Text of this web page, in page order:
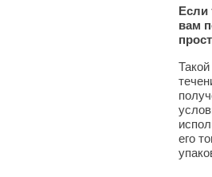
Если
вам
его